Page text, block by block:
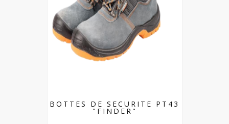
BOTTES DE SECURITE PT43
"FINDER"